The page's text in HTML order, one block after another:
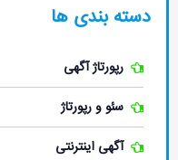
بندی ها
رپورتاژ آگهی
سئو و رپورتاژ
آگهی اینترنتی